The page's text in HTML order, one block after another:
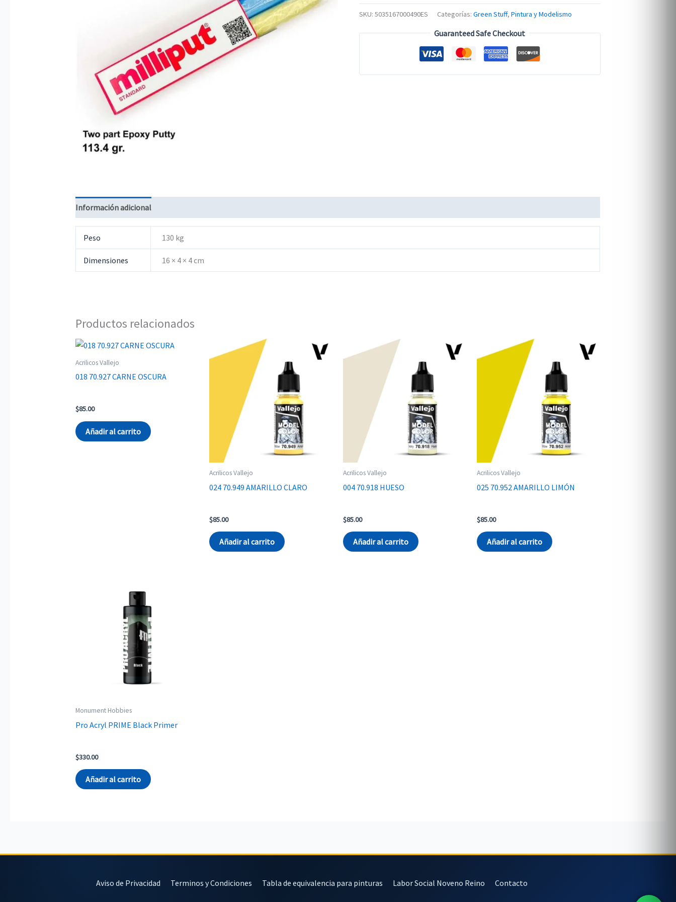
SKU: 5035167000490ES Categorías: Green Stuff, Pintura y Modelismo
Guaranteed Safe Checkout
Información adicional
Peso 130 kg
Dimensiones 16 × 4 × 4 cm
Productos relacionados
Acrilicos Vallejo
018 70.927 CARNE OSCURA
$85.00
Añadir al carrito
Acrilicos Vallejo
024 70.949 AMARILLO CLARO
$85.00
Añadir al carrito
Acrilicos Vallejo
004 70.918 HUESO
$85.00
Añadir al carrito
Acrilicos Vallejo
025 70.952 AMARILLO LIMÓN
$85.00
Añadir al carrito
Monument Hobbies
Pro Acryl PRIME Black Primer
$330.00
Añadir al carrito
Aviso de Privacidad Terminos y Condiciones Tabla de equivalencia para pinturas Labor Social Noveno Reino Contacto